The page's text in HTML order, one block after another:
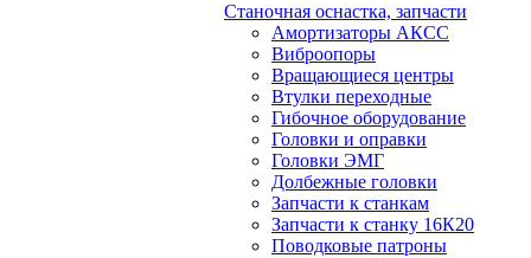
Станочная оснастка, запчасти
Амортизаторы АКСС
Виброопоры
Вращающиеся центры
Втулки переходные
Гибочное оборудование
Головки и оправки
Головки ЭМГ
Долбежные головки
Запчасти к станкам
Запчасти к станку 16К20
Поводковые патроны